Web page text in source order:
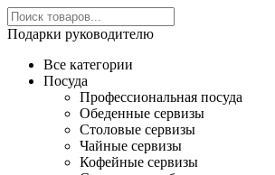
Подарки руководителю
Все категории
Посуда
Профессиональная посуда
Обеденные сервизы
Столовые сервизы
Чайные сервизы
Кофейные сервизы